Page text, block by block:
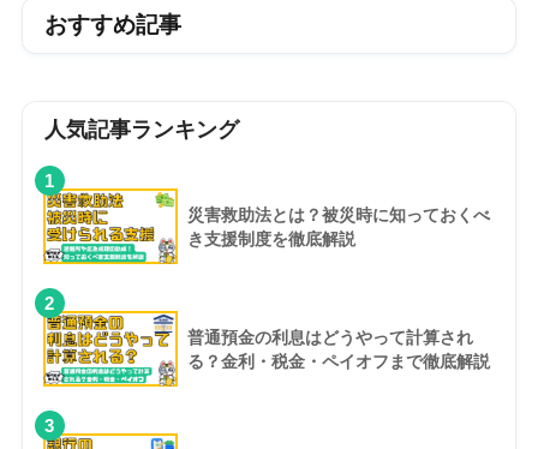
おすすめ記事
人気記事ランキング
1
災害救助法とは？被災時に知っておくべ
き支援制度を徹底解説
2
普通預金の利息はどうやって計算され
る？金利・税金・ペイオフまで徹底解説
3